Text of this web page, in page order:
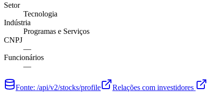
Setor
Tecnologia
Indústria
Programas e Serviços
CNPJ
—
Funcionários
—
Fonte: /api/v2/stocks/profile Relações com investidores